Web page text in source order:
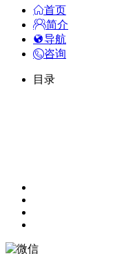
首页
简介
导航
咨询
目录